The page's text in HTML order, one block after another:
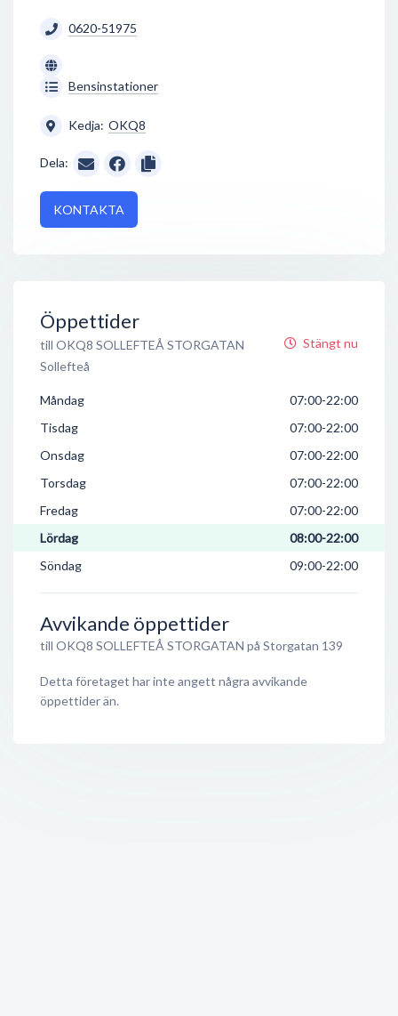
0620-51975
Bensinstationer
Kedja: OKQ8
Dela:
KONTAKTA
Öppettider
till OKQ8 SOLLEFTEÅ STORGATAN
Sollefteå
Stängt nu
Måndag
07:00-22:00
Tisdag
07:00-22:00
Onsdag
07:00-22:00
Torsdag
07:00-22:00
Fredag
07:00-22:00
Lördag
08:00-22:00
Söndag
09:00-22:00
Avvikande öppettider
till OKQ8 SOLLEFTEÅ STORGATAN på Storgatan 139
Detta företaget har inte angett några avvikande
öppettider än.